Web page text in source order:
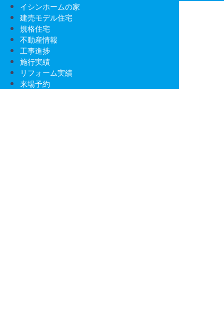
イシンホームの家
建売モデル住宅
規格住宅
不動産情報
工事進捗
施行実績
リフォーム実績
来場予約